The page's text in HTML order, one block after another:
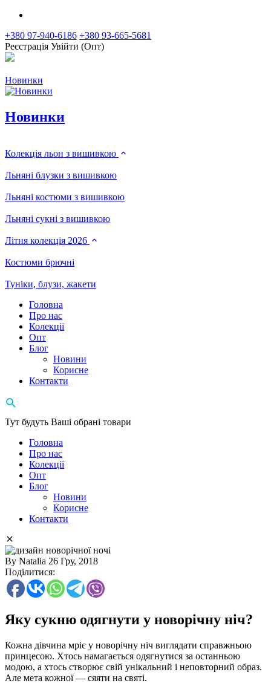
+380 97-940-6186 +380 93-665-5681
Реєстрація Увійти (Опт)
Новинки
Новинки
Колекція льон з вишивкою
Льняні блузки з вишивкою
Льняні костюми з вишивкою
Льняні сукні з вишивкою
Літня колекція 2026
Костюми брючні
Туніки, блузи, жакети
Головна
Про нас
Колекції
Опт
Блог
Новини
Корисне
Контакти
Тут будуть Ваші обрані товари
Головна
Про нас
Колекції
Опт
Блог
Новини
Корисне
Контакти
By Natalia 26 Гру, 2018
Поділитися:
Яку сукню одягнути у новорічну ніч?
Кожна дівчина мріє у новорічну ніч виглядати справжньою
принцесою. Хтось намагається одягнутися за останньою
модою, а хтось створює свій унікальний і неповторний образ.
Але мета кожної — сяяти на святі.